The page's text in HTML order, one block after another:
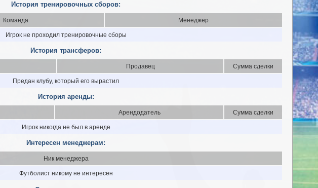
История тренировочных сборов:
Команда Менеджер
Игрок не проходил тренировочные сборы
История трансферов:
Продавец Сумма сделки
Предан клубу, который его вырастил
История аренды:
Арендодатель Сумма сделки
Игрок никогда не был в аренде
Интересен менеджерам:
Ник менеджера
Футболист никому не интересен